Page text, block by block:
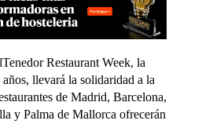
Restaurant Week, la
llevará la solidaridad a la
de Madrid, Barcelona,
y Palma de Mallorca ofrecerán